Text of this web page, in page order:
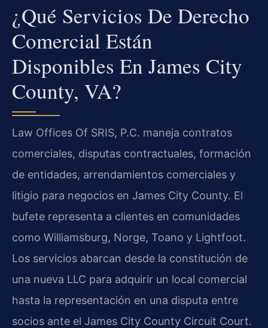
¿Qué Servicios De Derecho
Comercial Están
Disponibles En James City
County, VA?
Law Offices Of SRIS, P.C. maneja contratos
comerciales, disputas contractuales, formación
de entidades, arrendamientos comerciales y
litigio para negocios en James City County. El
bufete representa a clientes en comunidades
como Williamsburg, Norge, Toano y Lightfoot.
Los servicios abarcan desde la constitución de
una nueva LLC para adquirir un local comercial
hasta la representación en una disputa entre
socios ante el James City County Circuit Court.